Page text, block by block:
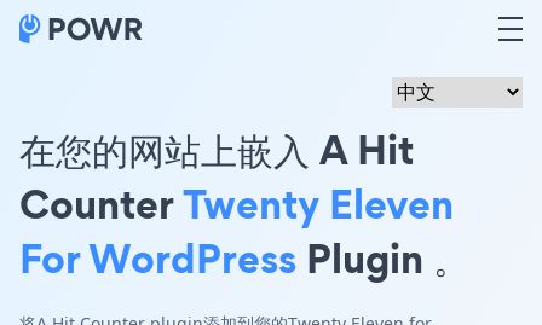
在您的网站上嵌入 A Hit
CounterTwenty Eleven
For WordPress Plugin 。